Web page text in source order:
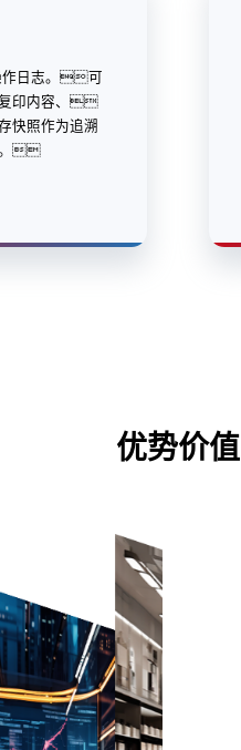
作日志。可
印内容、
快照作为追溯
。
优势价值